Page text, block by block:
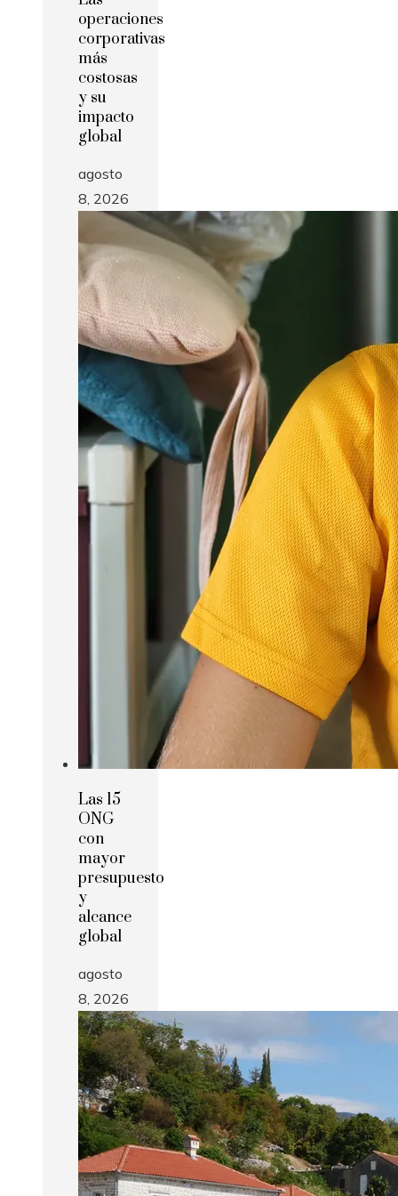
operaciones
corporativas
más
costosas
y su
impacto
global
agosto
8, 2026
Las 15
ONG
con
mayor
presupuesto
y
alcance
global
agosto
8, 2026